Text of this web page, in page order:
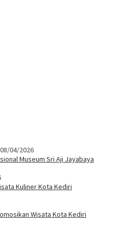
08/04/2026
Museum Sri Aji Jayabaya
Kuliner Kota Kediri
Wisata Kota Kediri